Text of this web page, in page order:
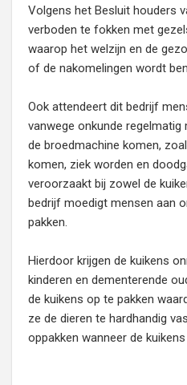
Volgens het Besluit houders
verboden te fokken met
waarop het welzijn en de
of de nakomelingen wordt
Ook attendeert dit bedrijf
vanwege onkunde
de broedmachine komen,
komen, ziek worden en
veroorzaakt bij zowel de
bedrijf moedigt mensen aan
pakken.
Hierdoor krijgen de kuikens
kinderen en dementerende
de kuikens op te pakken
ze de dieren te hardhandig
oppakken wanneer de